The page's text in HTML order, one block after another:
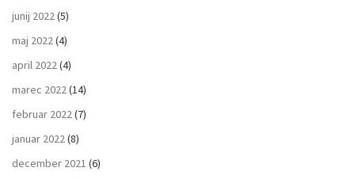
junij 2022(5)
maj 2022(4)
april 2022(4)
marec 2022(14)
februar 2022(7)
januar 2022(8)
december 2021 (6)